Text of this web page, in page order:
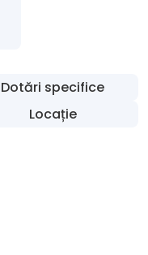
Dotări specifice
Locație